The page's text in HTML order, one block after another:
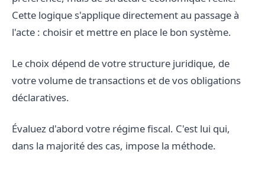
Cette logique s'applique directement au passage à
l'acte : choisir et mettre en place le bon système.
Le choix dépend de votre structure juridique, de
votre volume de transactions et de vos obligations
déclaratives.
Évaluez d'abord votre régime fiscal. C'est lui qui,
dans la majorité des cas, impose la méthode.